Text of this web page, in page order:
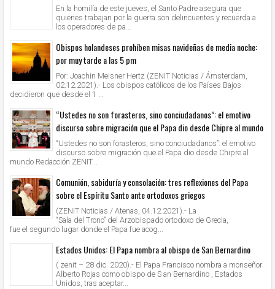
En la homilía de este jueves, el Santo Padre asegura que
quienes trabajan por la guerra son delincuentes y recuerda a
los operadores de pa...
Obispos holandeses prohíben misas navideñas de media noche:
por muy tarde a las 5 pm
Por: Joachin Meisner Hertz (ZENIT Noticias / Ámsterdam,
02.12.2021).- Los obispos católicos de los Países Bajos
decidieron que desde el 1 ...
“Ustedes no son forasteros, sino conciudadanos”: el emotivo
discurso sobre migración que el Papa dio desde Chipre al mundo
“Ustedes no son forasteros, sino conciudadanos”: el emotivo
discurso sobre migración que el Papa dio desde Chipre al
mundo Redacción ZENIT...
Comunión, sabiduría y consolación: tres reflexiones del Papa
sobre el Espíritu Santo ante ortodoxos griegos
(ZENIT Noticias / Atenas, 04.12.2021).- La
“Sala del Trono” del Arzobispado ortodoxo de Grecia,
fue el segundo lugar donde el Papa fue acog...
Estados Unidos: El Papa nombra al obispo de San Bernardino
( zenit – 28 dic. 2020).- El Papa Francisco nombra a monseñor
Alberto Rojas como obispo de S an Bernardino , Estados
Unidos, tras aceptar...